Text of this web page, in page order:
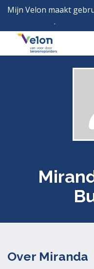
Mijn Velon maakt
.
Menu
Over Miranda